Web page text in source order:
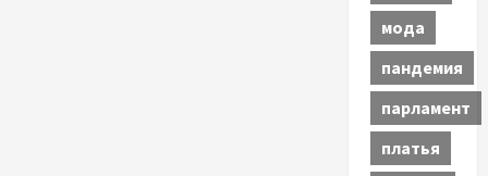
мода
пандемия
парламент
платья